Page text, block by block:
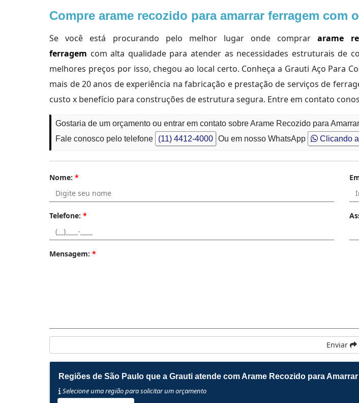
Compre arame recozido para amarrar ferragem com
Se você está procurando pelo melhor lugar onde comprararame
ferragem com alta qualidade para atender as necessidades estruturais de
melhores preços por isso, chegou ao local certo. Conheça a Grauti Aço Para
mais de 20 anos de experiência na fabricação e prestação de serviços de
custo x benefício para construções de estrutura segura. Entre em contato
Gostaria de um orçamento ou entrar em contato sobre Arame Recozido para
Fale conosco pelo telefone
(11) 4412-4000 Ou em nosso WhatsApp Clicando
Nome:*
Telefone:*
Mensagem:*
Enviar
Regiões de São Paulo que a Grauti atende com Arame Recozido para
Selecione uma região para solicitar um orçamento